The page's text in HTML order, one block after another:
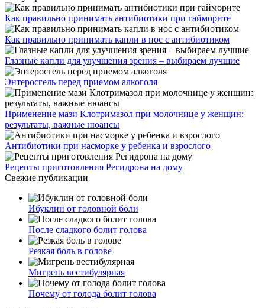
Как правильно принимать антибиотики при гайморите
Как правильно принимать капли в нос с антибиотиком
Глазные капли для улучшения зрения – выбираем лучшие
Энтеросгель перед приемом алкоголя
Применение мази Клотримазол при молочнице у женщин:
результаты, важные нюансы
Антибиотики при насморке у ребенка и взрослого
Рецепты приготовления Регидрона на дому
Свежие публикации
Ибуклин от головной боли
После сладкого болит голова
Резкая боль в голове
Мигрень вестибулярная
Почему от голода болит голова